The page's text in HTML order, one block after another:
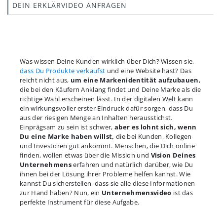
DEIN ERKLÄRVIDEO ANFRAGEN
Was wissen Deine Kunden wirklich über Dich? Wissen sie,
dass Du Produkte verkaufst und eine Website hast? Das
reicht nicht aus, um eine Markenidentität aufzubauen,
die bei den Käufern Anklang findet und Deine Marke als die
richtige Wahl erscheinen lässt. In der digitalen Welt kann
ein wirkungsvoller erster Eindruck dafür sorgen, dass Du
aus der riesigen Menge an Inhalten herausstichst.
Einprägsam zu sein ist schwer, aber es lohnt sich, wenn
Du eine Marke haben willst, die bei Kunden, Kollegen
und Investoren gut ankommt. Menschen, die Dich online
finden, wollen etwas über die Mission und Vision Deines
Unternehmenserfahren und natürlich darüber, wie Du
ihnen bei der Lösung ihrer Probleme helfen kannst. Wie
kannst Du sicherstellen, dass sie alle diese Informationen
zur Hand haben? Nun, ein Unternehmensvideo ist das
perfekte Instrument für diese Aufgabe.